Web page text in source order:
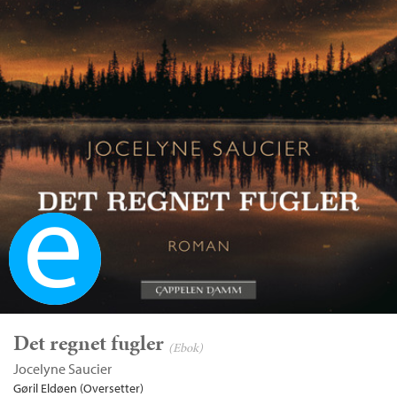
Ebok
Det regnet fugler (Ebok)
Jocelyne Saucier
Gøril Eldøen (Oversetter)